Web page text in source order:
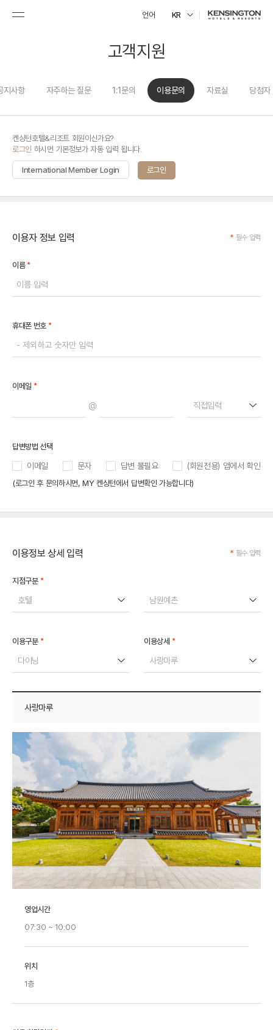
언어 KR
고객지원
지사항 자주하는 질문 1:1문의 이용문의 자료실 당첨자
켄싱턴호텔&리조트 회원이신가요?
로그인 하시면 기본정보가 자동 입력 됩니다.
International Member Login 로그인
이용자 정보 입력 * 필수 입력
이름*
휴대폰 번호*
이메일 *
@ 직접입력
답변방법 선택
이메일 문자 답변 불필요 (회원전용) 앱에서 확인
(로그인 후 문의하시면, MY 켄싱턴에서 답변확인 가능합니다)
이용정보 상세 입력 * 필수 입력
지점구분 *
호텔 남원예촌
이용구분 *
다이닝
이용상세 *
사랑마루
사랑마루
영업시간
07:30 ~ 10:00
위치
1층